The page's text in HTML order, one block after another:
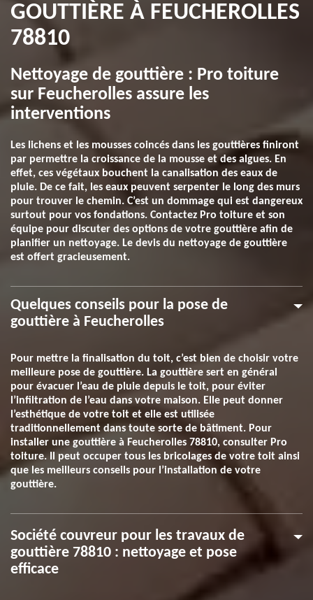
GOUTTIÈRE À FEUCHEROLLES
78810
Nettoyage de gouttière : Pro toiture
sur Feucherolles assure les
interventions
Les lichens et les mousses coincés dans les gouttières finiront
par permettre la croissance de la mousse et des algues. En
effet, ces végétaux bouchent la canalisation des eaux de
pluie. De ce fait, les eaux peuvent serpenter le long des murs
pour trouver le chemin. C’est un dommage qui est dangereux
surtout pour vos fondations. Contactez Pro toiture et son
équipe pour discuter des options de votre gouttière afin de
planifier un nettoyage. Le devis du nettoyage de gouttière
est offert gracieusement.
Quelques conseils pour la pose de
gouttière à Feucherolles
Pour mettre la finalisation du toit, c’est bien de choisir votre
meilleure pose de gouttière. La gouttière sert en général
pour évacuer l’eau de pluie depuis le toit, pour éviter
l’infiltration de l’eau dans votre maison. Elle peut donner
l’esthétique de votre toit et elle est utilisée
traditionnellement dans toute sorte de bâtiment. Pour
installer une gouttière à Feucherolles 78810, consulter Pro
toiture. Il peut occuper tous les bricolages de votre toit ainsi
que les meilleurs conseils pour l’installation de votre
gouttière.
Société couvreur pour les travaux de
gouttière 78810 : nettoyage et pose
efficace